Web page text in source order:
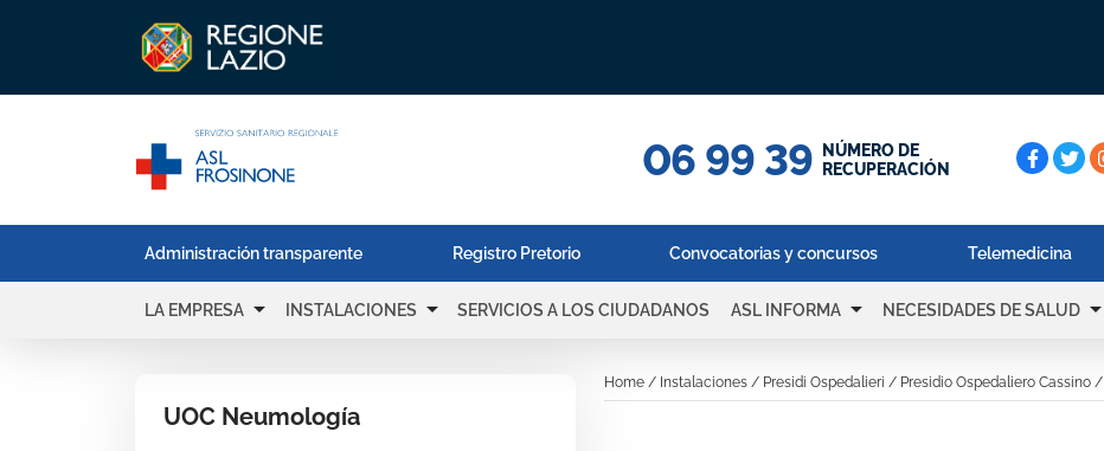
06 99 39
NÚMERO DE
RECUPERACIÓN
Cerca:
Administración transparente Registro Pretorio Convocatorias y concursos Telemedicina
LA EMPRESA arrow_drop_down INSTALACIONES arrow_drop_down SERVICIOS A LOS CIUDADANOS ASL INFORMA arrow_drop_down NECESIDADES DE SALUD arrow_drop_down
UOC Neumología
Home / Instalaciones / Presidi Ospedalieri / Presidio Ospedaliero Cassino /